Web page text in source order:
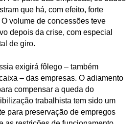
que há, com efeito, forte
volume de concessões teve
depois da crise, com especial
de giro.
exigirá fôlego – também
– das empresas. O adiamento
compensar a queda do
trabalhista tem sido um
para preservação de empregos